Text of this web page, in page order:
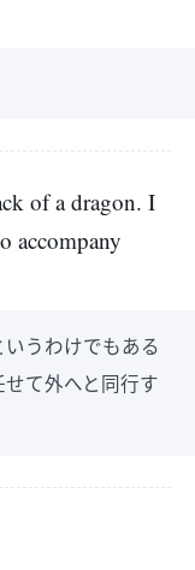
of a dragon. I
accompany
うわけでもある
て外へと同行す